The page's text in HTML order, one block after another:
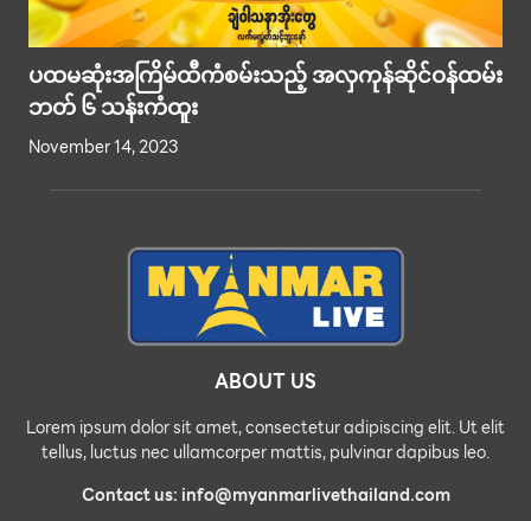
ပထမဆုံးအကြိမ်ထီကံစမ်းသည့် အလှကုန်ဆိုင်ဝန်ထမ်း
ဘတ် ၆ သန်းကံထူး
November 14, 2023
ABOUT US
Lorem ipsum dolor sit amet, consectetur adipiscing elit. Ut elit
tellus, luctus nec ullamcorper mattis, pulvinar dapibus leo.
Contact us: info@myanmarlivethailand.com